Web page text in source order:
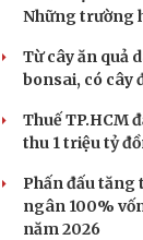
Những trường
Từ cây ăn quả
bonsai, có cây
Thuế TP.HCM
thu 1 triệu tỷ
Phấn đấu
ngân 100%
năm 2026